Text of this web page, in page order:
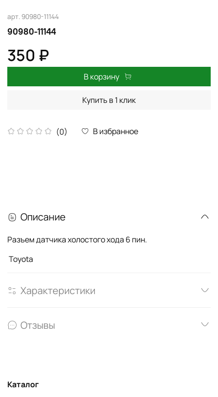
арт. 90980-11144
90980-11144
(0) В избранное
350 ₽
В корзину
Купить в 1 клик
Описание
Разъем датчика холостого хода 6 пин.
Toyota
Характеристики
Отзывы
Каталог